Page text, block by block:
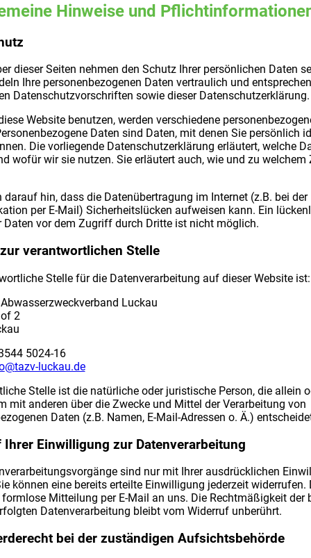
Hinweise und
dieser Seiten nehmen den Schutz Ihrer persönlichen Daten
Ihre personenbezogenen Daten vertraulich und
Datenschutzvorschriften sowie dieser Datenschutzerklärung.
Website benutzen, werden verschiedene
Daten sind Daten, mit denen Sie persönlich
Die vorliegende Datenschutzerklärung erläutert, welche
wofür wir sie nutzen. Sie erläutert auch, wie und zu welchem
darauf hin, dass die Datenübertragung im Internet (z.B. bei der
per E-Mail) Sicherheitslücken aufweisen kann. Ein
Daten vor dem Zugriff durch Dritte ist nicht möglich.
verantwortlichen Stelle
Stelle für die Datenverarbeitung auf dieser Website ist:
Luckau
2
5024-16
@tazv-luckau.de
Stelle ist die natürliche oder juristische Person, die allein
mit anderen über die Zwecke und Mittel der Verarbeitung von
Daten (z.B. Namen, E-Mail-Adressen o. Ä.)
Ihrer Einwilligung zur Datenverarbeitung
sind nur mit Ihrer ausdrücklichen
können eine bereits erteilte Einwilligung jederzeit widerrufen.
Mitteilung per E-Mail an uns. Die Rechtmäßigkeit der
Datenverarbeitung bleibt vom Widerruf unberührt.
bei der zuständigen Aufsichtsbehörde